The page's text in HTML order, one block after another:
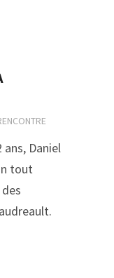
Daniel
tout